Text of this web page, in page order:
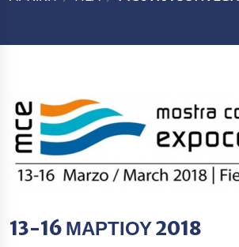
13-16 ΜΑΡΤΙΟΥ 2018